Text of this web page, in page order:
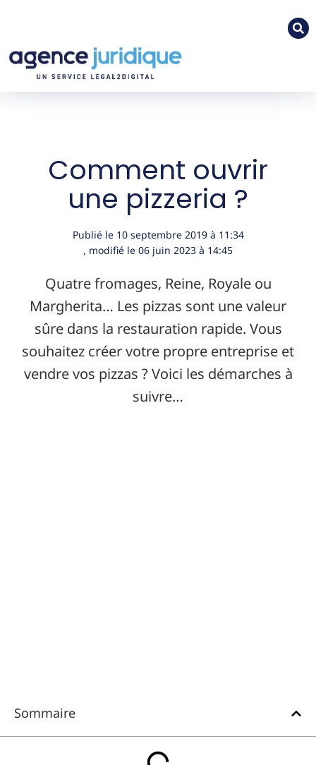
Comment ouvrir
une pizzeria ?
Publié le 10 septembre 2019à 11:34
, modifié le 06 juin 2023 à 14:45
Quatre fromages, Reine, Royale ou
Margherita… Les pizzas sont une valeur
sûre dans la restauration rapide. Vous
souhaitez créer votre propre entreprise et
vendre vos pizzas ? Voici les démarches à
suivre…
Sommaire